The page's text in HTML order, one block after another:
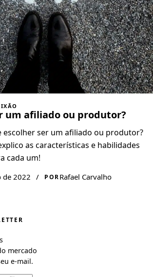
um afiliado ou produtor?
escolher ser um afiliado ou produtor?
as características e habilidades
cada um!
de 2022 / PORRafael Carvalho
mercado
e-mail.